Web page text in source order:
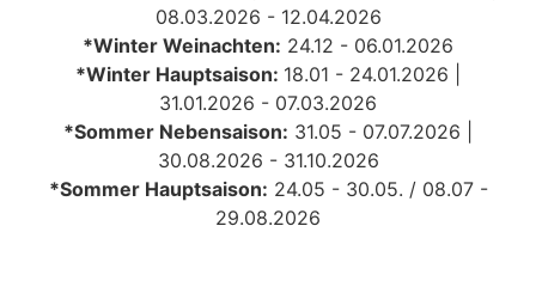
08.03.2026 - 12.04.2026
*Winter Weinachten: 24.12 - 06.01.2026
*Winter Hauptsaison: 18.01 - 24.01.2026 |
31.01.2026 - 07.03.2026
*Sommer Nebensaison: 31.05 - 07.07.2026 |
30.08.2026 - 31.10.2026
*Sommer Hauptsaison: 24.05 - 30.05. / 08.07 -
29.08.2026